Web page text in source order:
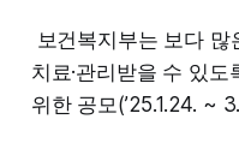
보건복지부는 보다
치료·관리받을 수 있
위한 공모(’25.1.24. ~